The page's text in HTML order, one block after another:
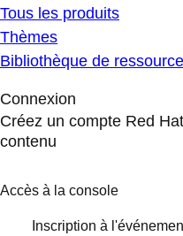
Tous les produits
Thèmes
Bibliothèque de
Connexion
Créez un compte Red
contenu
Accès à la console
Inscription à